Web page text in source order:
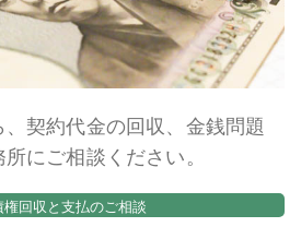
契約代金の回収、金銭問題
にご相談ください。
権回収と支払のご相談